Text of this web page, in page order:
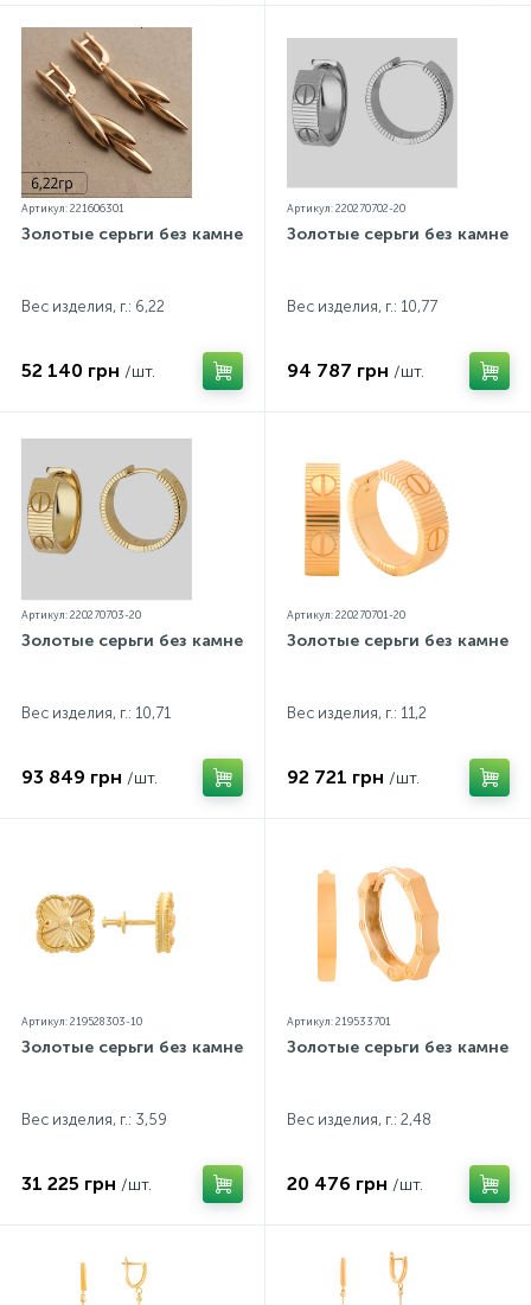
Артикул: 221606301
Золотые серьги без камней
Вес изделия, г.: 6,22
52 140 грн /шт.
Артикул: 220270702-20
Золотые серьги без камней
Вес изделия, г.: 10,77
94 787 грн /шт.
Артикул: 220270703-20
Золотые серьги без камней
Вес изделия, г.: 10,71
93 849 грн /шт.
Артикул: 220270701-20
Золотые серьги без камней
Вес изделия, г.: 11,2
92 721 грн /шт.
Артикул: 219528303-10
Золотые серьги без камней
Вес изделия, г.: 3,59
31 225 грн /шт.
Артикул: 219533701
Золотые серьги без камней
Вес изделия, г.: 2,48
20 476 грн /шт.